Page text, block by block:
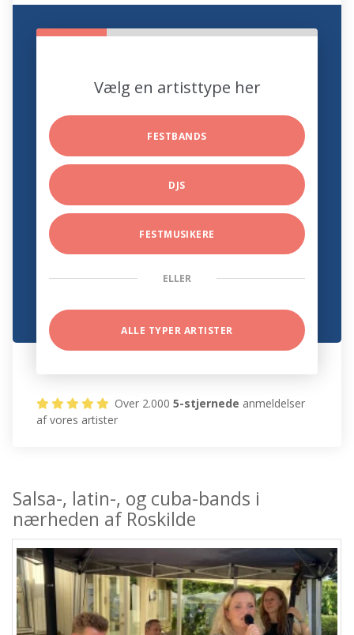
Vælg en artisttype her
FESTBANDS
DJS
FESTMUSIKERE
ELLER
ALLE TYPER ARTISTER
Over 2.0005-stjernede anmeldelser
af vores artister
Salsa-, latin-, og cuba-bands i
nærheden af Roskilde